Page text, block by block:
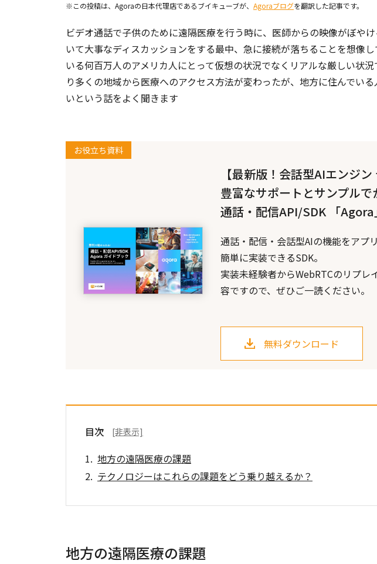
※この投稿は、Agoraの日本代理店であるブイキューブが、 Agoraブログを翻訳した記事です。
ビデオ通話で子供のために遠隔医療を行う時に、医師からの映像がぼや
いて大事なディスカッションをする最中、急に接続が落ちることを想像
いる何百万人のアメリカ人にとって仮想の状況でなくリアルな厳しい状
り多くの地域から医療へのアクセス方法が変わったが、地方に住んでい
いという話をよく聞きます
お役立ち資料
【最新版！会話型AIエンジン
豊富なサポートとサンプルで
通話・配信API/SDK 「
通話・配信・会話型AIの機能をアプ
簡単に実装できるSDK。
実装未経験者からWebRTCのリプレ
容ですので、ぜひご一読ください。
無料ダウンロード
目次 [非表示]
地方の遠隔医療の課題
テクノロジーはこれらの課題をどう乗り越えるか？
地方の遠隔医療の課題